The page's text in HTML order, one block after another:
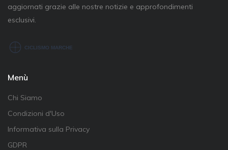
aggiornati grazie alle nostre notizie e approfondimenti
esclusivi.
Menù
Chi Siamo
Condizioni d'Uso
Informativa sulla Privacy
GDPR